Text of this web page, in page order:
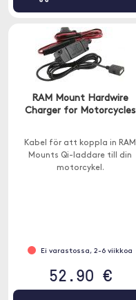
RAM Mount Hardwire
Charger for Motorcycles
Kabel för att koppla in RAM
Mounts Qi-laddare till din
motorcykel.
Ei varastossa, 2-6 viikkoa
52.90 €